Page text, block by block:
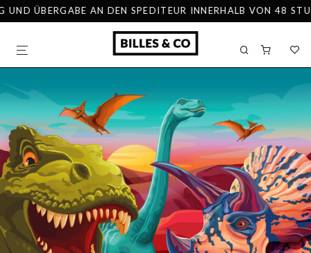
ÜBERGABE AN DEN SPEDITEUR INNERHALB VON 48